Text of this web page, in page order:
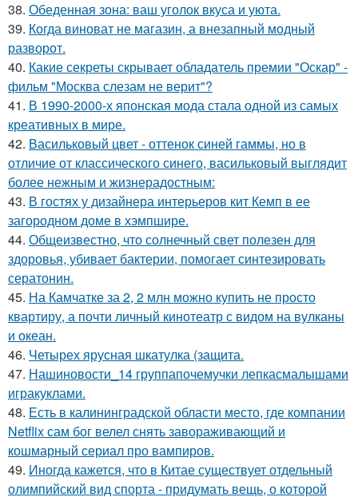
38. Обеденная зона: ваш уголок вкуса и уюта.
39. Когда виноват не магазин, а внезапный модный
разворот.
40. Какие секреты скрывает обладатель премии "Оскар" -
фильм "Москва слезам не верит"?
41. В 1990-2000-х японская мода стала одной из самых
креативных в мире.
42. Васильковый цвет - оттенок синей гаммы, но в
отличие от классического синего, васильковый выглядит
более нежным и жизнерадостным:
43. В гостях у дизайнера интерьеров кит Кемп в ее
загородном доме в хэмпшире.
44. Общеизвестно, что солнечный свет полезен для
здоровья, убивает бактерии, помогает синтезировать
сератонин.
45. На Камчатке за 2, 2 млн можно купить не просто
квартиру, а почти личный кинотеатр с видом на вулканы
и океан.
46. Четырех ярусная шкатулка (защита.
47. Нашиновости_14 группапочемучки лепкасмалышами
игракуклами.
48. Есть в калининградской области место, где компании
Netflix сам бог велел снять завораживающий и
кошмарный сериал про вампиров.
49. Иногда кажется, что в Китае существует отдельный
олимпийский вид спорта - придумать вещь, о которой